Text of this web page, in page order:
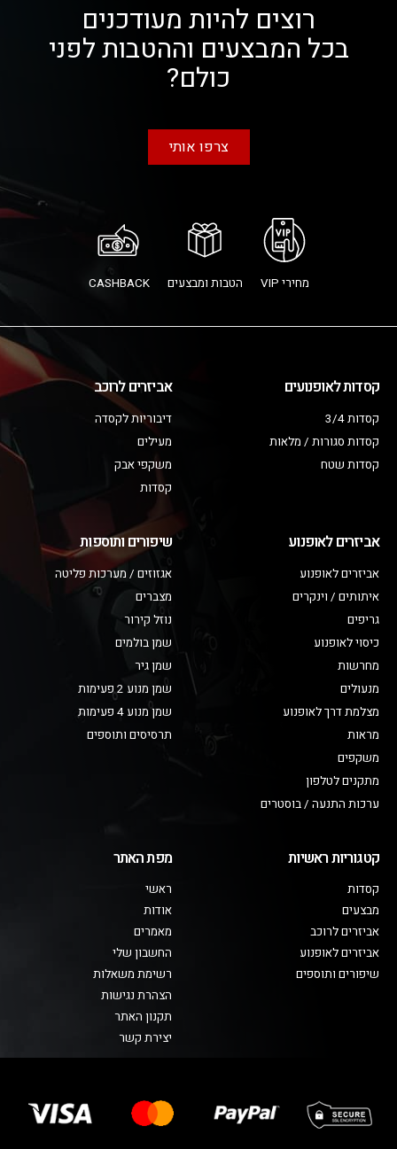
רוצים להיות מעודכנים
בכל המבצעים וההטבות לפני
כולם?
צרפו אותי
מחירי VIP הטבות ומבצעים CASHBACK
קסדות לאופנועים
קסדות 3/4
קסדות סגורות / מלאות
קסדות שטח
אביזרים לרוכב
דיבוריות לקסדה
מעילים
משקפי אבק
קסדות
אביזרים לאופנוע
אביזרים לאופנוע
איתותים / וינקרים
גריפים
כיסוי לאופנוע
מחרשות
מנעולים
מצלמת דרך לאופנוע
מראות
משקפים
מתקנים לטלפון
ערכות התנעה / בוסטרים
שיפורים ותוספות
אגזוזים / מערכות פליטה
מצברים
נוזל קירור
שמן בולמים
שמן גיר
שמן מנוע 2 פעימות
שמן מנוע 4 פעימות
תרסיסים ותוספים
קטגוריות ראשיות
קסדות
מבצעים
אביזרים לרוכב
אביזרים לאופנוע
שיפורים ותוספים
מפת האתר
ראשי
אודות
מאמרים
החשבון שלי
רשימת משאלות
הצהרת נגישות
תקנון האתר
יצירת קשר